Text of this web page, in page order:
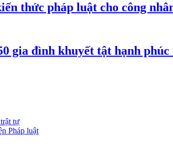
thức pháp luật cho công
gia đình khuyết tật hạnh phúc
tự
Pháp luật